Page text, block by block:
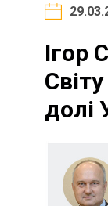
Ігор
долі